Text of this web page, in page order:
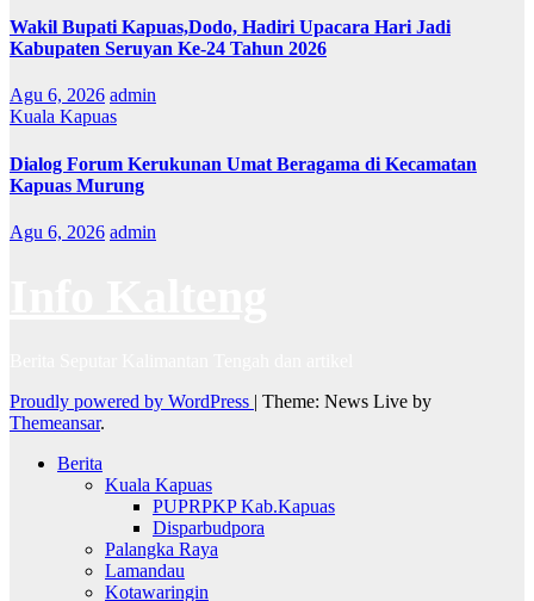
Wakil Bupati Kapuas,Dodo, Hadiri Upacara Hari Jadi
Kabupaten Seruyan Ke-24 Tahun 2026
Agu 6, 2026 admin
Kuala Kapuas
Dialog Forum Kerukunan Umat Beragama di Kecamatan
Kapuas Murung
Agu 6, 2026 admin
Proudly powered by WordPress | Theme: News Live by
Themeansar.
Berita
Kuala Kapuas
PUPRPKP Kab.Kapuas
Disparbudpora
Palangka Raya
Lamandau
Kotawaringin